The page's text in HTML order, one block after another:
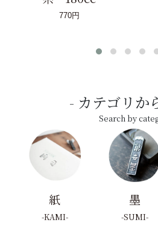
770円
カテゴリか
Search by
紙
KAMI
墨
SUMI